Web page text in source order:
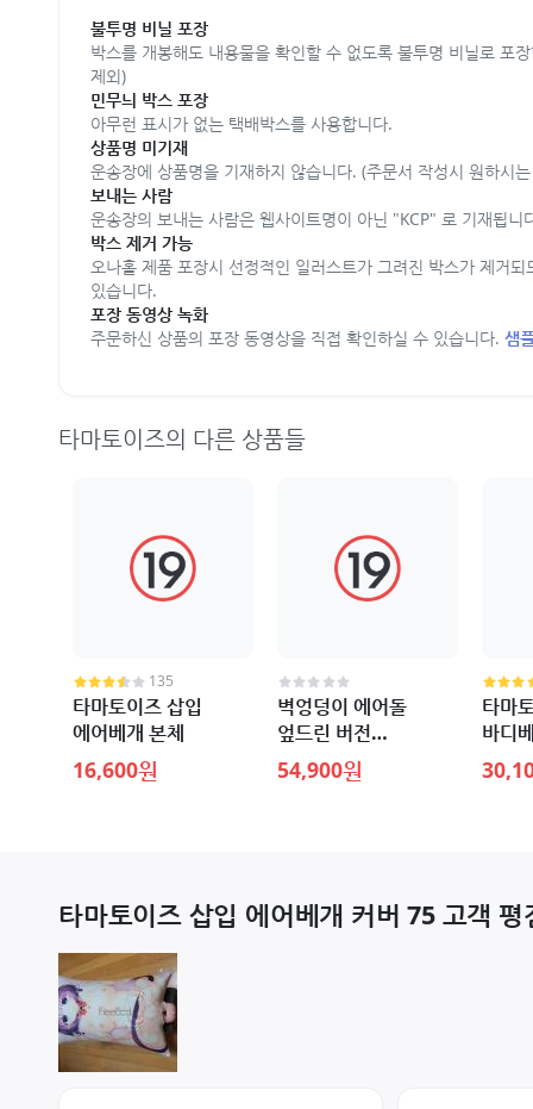
불투명 비닐 포장
박스를 개봉해도 내용물을 확인할 수 없도록 불투명 비닐로 포
제외)
민무늬 박스 포장
아무런 표시가 없는 택배박스를 사용합니다.
상품명 미기재
운송장에 상품명을 기재하지 않습니다. (주문서 작성시 원하시
보내는 사람
운송장의 보내는 사람은 웹사이트명이 아닌 "KCP" 로 기재됩니
박스 제거 가능
오나홀 제품 포장시 선정적인 일러스트가 그려진 박스가 제거되
있습니다.
포장 동영상 녹화
주문하신 상품의 포장 동영상을 직접 확인하실 수 있습니다. 샘
타마토이즈의 다른 상품들
135
타마토이즈 삽입
에어베개 본체
16,600원
벽엉덩이 에어돌
엎드린 버전
수량한정판
54,900원
타마
바디
타마토이즈 삽입 에어베개 커버 75 고객 평